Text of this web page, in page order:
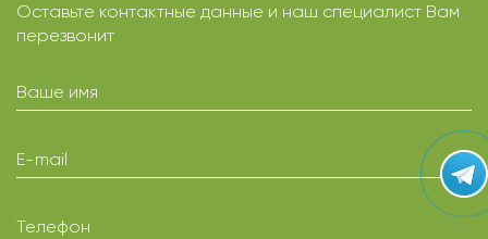
Оставьте контактные данные и наш специалист Вам
перезвонит
Ваше имя
E-mail
Телефон